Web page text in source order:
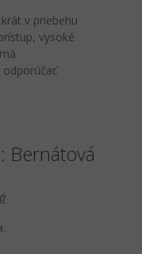
v priebehu
vysoké
Bernátová